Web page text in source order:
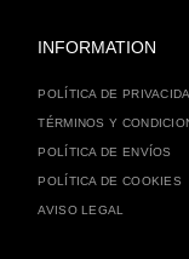
INFORMATION
POLÍTICA DE
TÉRMINOS Y
POLÍTICA DE ENVÍOS
POLÍTICA DE COOKIES
AVISO LEGAL